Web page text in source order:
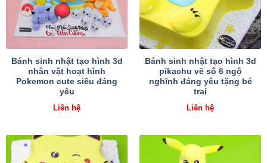
Bánh sinh nhật tạo hình 3d
nhân vật hoạt hình
Pokemon cute siêu đáng
yêu
Liên hệ
Bánh sinh nhật tạo hình 3d
pikachu vẽ số 6 ngộ
nghĩnh đáng yêu tặng bé
trai
Liên hệ